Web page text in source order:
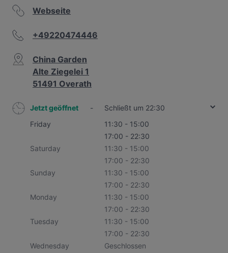
Webseite
+49220474446
China Garden
Alte Ziegelei 1
51491 Overath
Jetzt geöffnet -
Schließt um 22:30
Friday
11:30 - 15:00
17:00 - 22:30
Saturday
11:30 - 15:00
17:00 - 22:30
Sunday
11:30 - 15:00
17:00 - 22:30
Monday
11:30 - 15:00
17:00 - 22:30
Tuesday
11:30 - 15:00
17:00 - 22:30
Wednesday
Geschlossen